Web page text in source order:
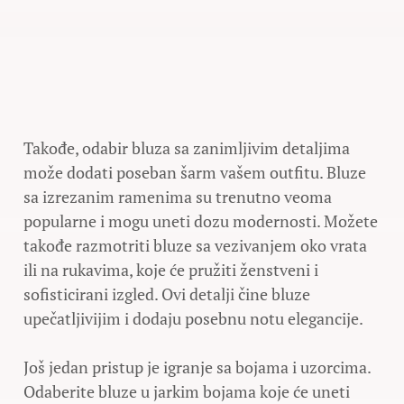
Takođe, odabir bluza sa zanimljivim detaljima
može dodati poseban šarm vašem outfitu. Bluze
sa izrezanim ramenima su trenutno veoma
popularne i mogu uneti dozu modernosti. Možete
takođe razmotriti bluze sa vezivanjem oko vrata
ili na rukavima, koje će pružiti ženstveni i
sofisticirani izgled. Ovi detalji čine bluze
upečatljivijim i dodaju posebnu notu elegancije.
Još jedan pristup je igranje sa bojama i uzorcima.
Odaberite bluze u jarkim bojama koje će uneti